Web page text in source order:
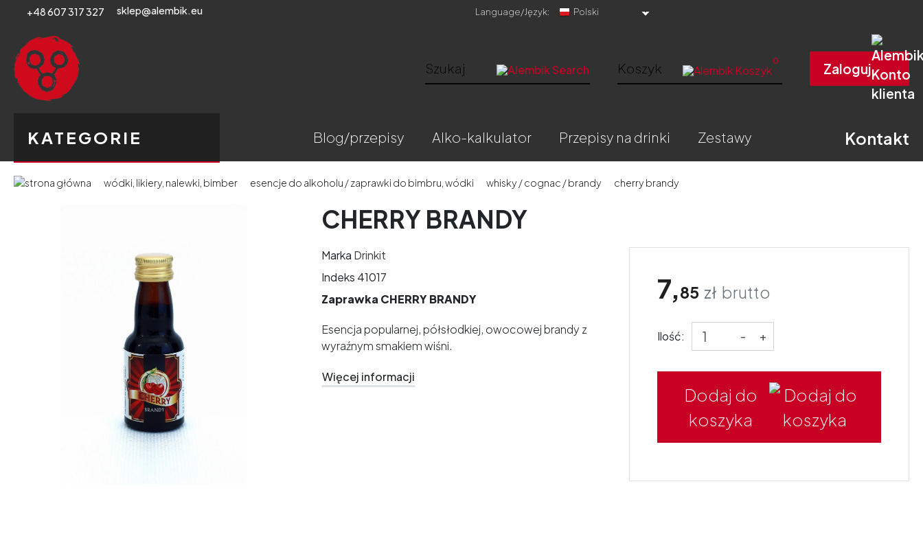
+48 607 317 327 sklep@alembik.eu Language/Język: Polski
Koszyk 0 Zaloguj
KATEGORIE blog/przepisy alko-kalkulator przepisy na drinki zestawy Kontakt
wódki, likiery, nalewki, bimber esencje do alkoholu / zaprawki do bimbru, wódki whisky / cognac / brandy cherry brandy
CHERRY BRANDY
Marka Drinkit
Indeks 41017
Zaprawka CHERRY BRANDY
Esencja popularnej, półsłodkiej, owocowej brandy z
wyraźnym smakiem wiśni.
Więcej informacji
7,85 zł brutto
Ilość: - +
Dodaj do
koszyka